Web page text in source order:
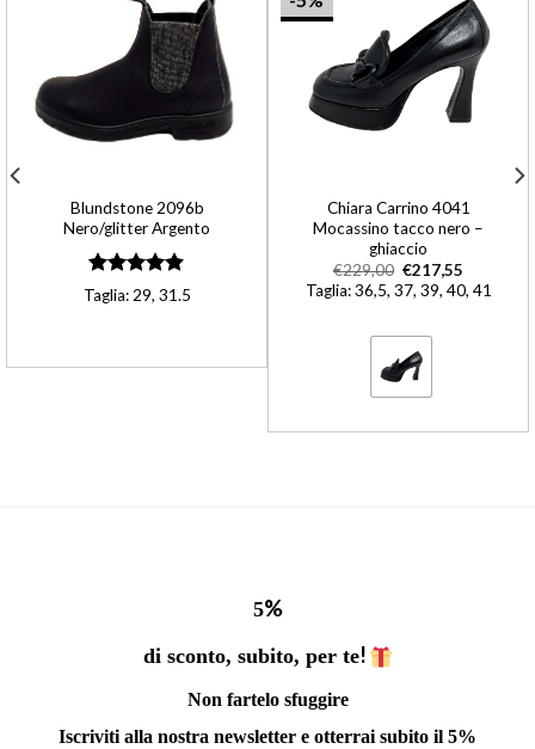
Blundstone 2096b
Nero/glitter Argento
Valutato
4.90
su 5
Taglia: 29, 31.5
Chiara Carrino 4041
Mocassino tacco nero –
ghiaccio
€229,00 €217,55
Taglia: 36,5, 37, 39, 40, 41
5%
di sconto, subito, per te!
Non fartelo sfuggire
Iscriviti alla nostra newsletter e otterrai subito il 5%